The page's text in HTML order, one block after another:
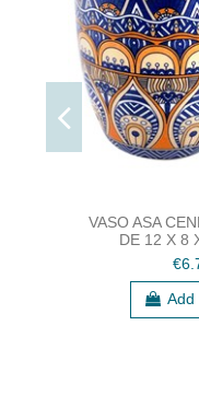
VASO ASA
DE 12 X 8
Add